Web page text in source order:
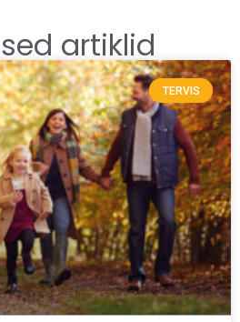
artiklid
TERVIS